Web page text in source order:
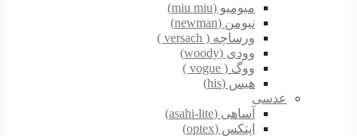
میومیو (miu miu)
نیومن (newman)
ورساچه ( versach )
وودی (woody)
ووگ ( vogue )
هیس (his)
عدسی
آساهی (asahi-lite)
اپتکس (optex)